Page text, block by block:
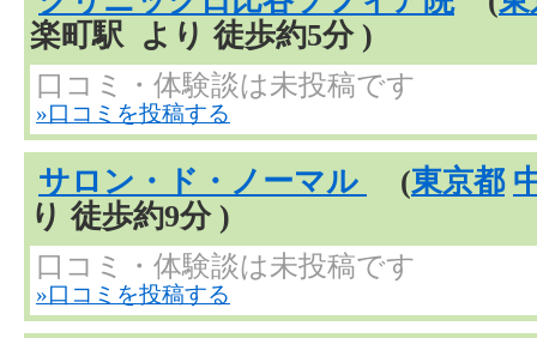
楽町駅 より 徒歩約5分 )
口コミ・体験談は未投稿です
»口コミを投稿する
サロン・ド・ノーマル (東京都
り 徒歩約9分 )
口コミ・体験談は未投稿です
»口コミを投稿する